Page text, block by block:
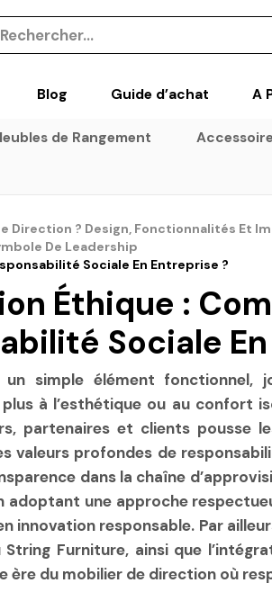
Blog Guide d’achat A
de Rangement
Direction ? Design, Fonctionnalités Et
De Leadership
Sociale En Entreprise ?
Éthique :
Sociale
simple élément fonctionnel,
à l’esthétique ou au confort
partenaires et clients pousse
valeurs profondes de
dans la chaîne
une approche
innovation responsable. Par
Furniture, ainsi que
ère du mobilier de direction où